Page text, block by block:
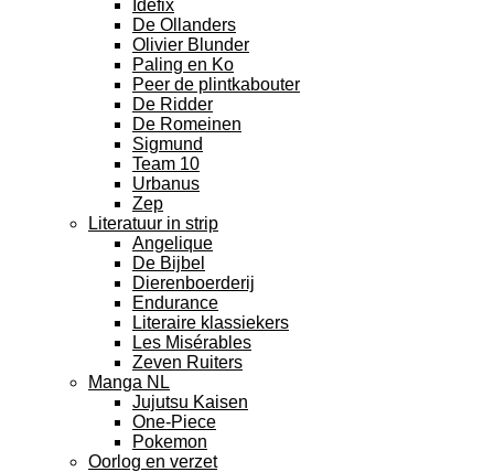
Idefix
De Ollanders
Olivier Blunder
Paling en Ko
Peer de plintkabouter
De Ridder
De Romeinen
Sigmund
Team 10
Urbanus
Zep
Literatuur in strip
Angelique
De Bijbel
Dierenboerderij
Endurance
Literaire klassiekers
Les Misérables
Zeven Ruiters
Manga NL
Jujutsu Kaisen
One-Piece
Pokemon
Oorlog en verzet